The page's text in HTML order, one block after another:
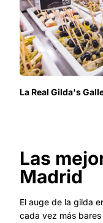
La Real Gilda's
Las
Madrid
El auge de la gilda
cada vez más